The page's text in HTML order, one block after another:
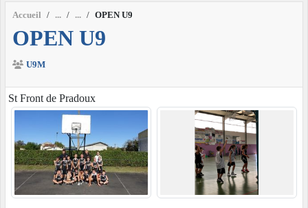
Accueil OPEN U9
OPEN U9
U9M
St Front de Pradoux